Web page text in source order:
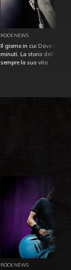
ROCK NEWS
Il giorno in cui Dave
minuti. La storia
sempre la sua vita
ROCK NEWS